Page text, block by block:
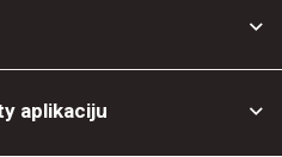
aplikaciju